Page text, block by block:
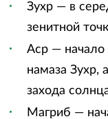
Зухр — в
зенитной
Аср — начало
намаза Зухр,
захода
Магриб —